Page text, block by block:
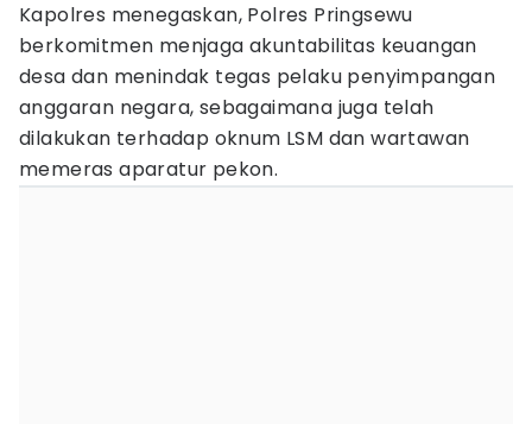
Kapolres menegaskan, Polres Pringsewu
berkomitmen menjaga akuntabilitas keuangan
desa dan menindak tegas pelaku penyimpangan
anggaran negara, sebagaimana juga telah
dilakukan terhadap oknum LSM dan wartawan
memeras aparatur pekon.